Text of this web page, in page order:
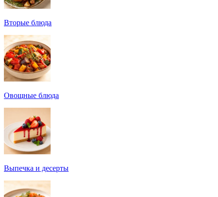
Вторые блюда
Овощные блюда
Выпечка и десерты